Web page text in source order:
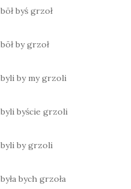
bōł byś grzoł
bōł by grzoł
byli by my grzoli
byli byście grzoli
byli by grzoli
była bych grzoła